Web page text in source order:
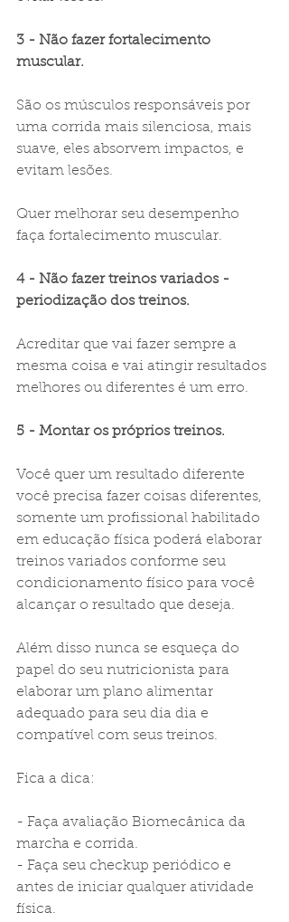
3 - Não fazer fortalecimento
muscular.
São os músculos responsáveis por
uma corrida mais silenciosa, mais
suave, eles absorvem impactos, e
evitam lesões.
Quer melhorar seu desempenho
faça fortalecimento muscular.
4 - Não fazer treinos variados -
periodização dos treinos.
Acreditar que vai fazer sempre a
mesma coisa e vai atingir resultados
melhores ou diferentes é um erro.
5 - Montar os próprios treinos.
Você quer um resultado diferente
você precisa fazer coisas diferentes,
somente um profissional habilitado
em educação física poderá elaborar
treinos variados conforme seu
condicionamento físico para você
alcançar o resultado que deseja.
Além disso nunca se esqueça do
papel do seu nutricionista para
elaborar um plano alimentar
adequado para seu dia dia e
compatível com seus treinos.
Fica a dica:
- Faça avaliação Biomecânica da
marcha e corrida.
- Faça seu checkup periódico e
antes de iniciar qualquer atividade
física.